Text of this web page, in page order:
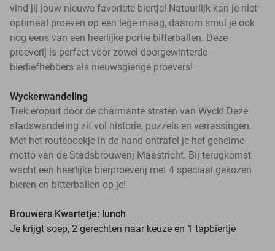
vind jij jouw nieuwe favoriete biertje! Natuurlijk kan je niet
optimaal proeven op een lege maag, daarom smul je ook
nog eens van een heerlijke portie bitterballen. Deze
proeverij is perfect voor zowel doorgewinterde
bierliefhebbers als nieuwsgierige proevers!
Wyckerwandeling
Trek eropuit door de charmante straten van Wyck! Deze
stadswandeling zit vol historie, puzzels en verrassingen.
Met het routeboekje in de hand ontrafel je het geheime
motto van de Stadsbrouwerij Maastricht. Bij terugkomst
wacht een heerlijke bierproeverij met 4 speciaal gekozen
bieren en bitterballen op je!
Brouwers Kwartetje: lunch
Je krijgt soep, 2 gerechten naar keuze en 1 tapbiertje